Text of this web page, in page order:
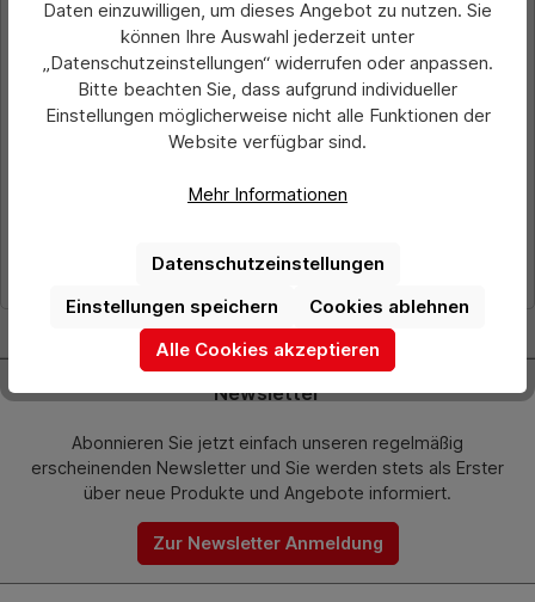
Durchschnittliche Bewertung von 0 von 5 Sternen
Rettungsschild Rettungsausstieg
Aluminium, nachleuchtend
Preis pro 1 Stück:
16,53 €*
Newsletter
Abonnieren Sie jetzt einfach unseren regelmäßig
erscheinenden Newsletter und Sie werden stets als Erster
über neue Produkte und Angebote informiert.
Zur Newsletter Anmeldung
Daten einzuwilligen, um dieses Angebot zu nutzen. Sie
können Ihre Auswahl jederzeit unter
„Datenschutzeinstellungen“ widerrufen oder anpassen.
Bitte beachten Sie, dass aufgrund individueller
Einstellungen möglicherweise nicht alle Funktionen der
Website verfügbar sind.
Mehr Informationen
Datenschutzeinstellungen
Cookies ablehnen
Einstellungen speichern
Alle Cookies akzeptieren